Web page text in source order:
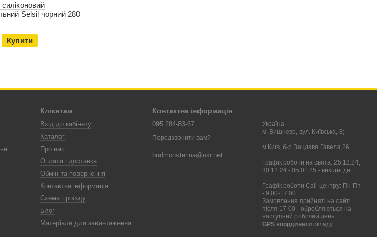
Selsil чорний 280
Купити
Клієнтам
Вхід до кабінету
Каталог
Про нас
Оплата і доставка
Обмін та повернення
Контактна інформація
Схема проїзду
Блог
Матеріали для завантаження
Контактна інформація
095 284-83-67
Передзвонити вам?
budmonster.ua@ukr.net
Україна
м. Вишневе, вул. Київська, 8;
м.Київ, б-р Вацлава Гавела,26
Графік роботи на свята: 25.12.24,
30.12.24 - 05.01.25 - вихідні дні.
Графік роботи Call-центру: Пн-Пт
- 9.00-17.00.
Замовлення прийняті на сайті
після 17-00 - обробляються на
наступний робочий день.
GPS координати складу: